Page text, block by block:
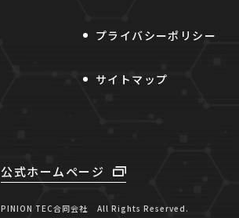
プライバシーポリシー
サイトマップ
公式ホームページ
PINION TEC合同会社 All Rights Reserved.